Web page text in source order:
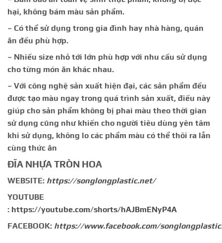
hại, không bám màu sản phẩm.
– Có thể sử dụng trong gia đình hay nhà hàng, quán
ăn đều phù hợp.
– Nhiều size nhỏ tới lớn phù hợp với nhu cầu sử dụng
cho từng món ăn khác nhau.
– Với công nghệ sản xuất hiện đại, các sản phẩm đều
được tạo màu ngay trong quá trình sản xuất, điều này
giúp cho sản phẩm không bị phai màu theo thời gian
sử dụng cũng như khiến cho người tiêu dùng yên tâm
khi sử dụng, không lo các phẩm màu có thể thôi ra lẫn
cùng thức ăn
ĐĨA NHỰA TRÒN HOA
WEBSITE: https://songlongplastic.net/
YOUTUBE
: https://youtube.com/shorts/hAJBmENyP4A
FACEBOOK: https://www.facebook.com/